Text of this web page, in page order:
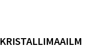
KRISTALLIMAAILM